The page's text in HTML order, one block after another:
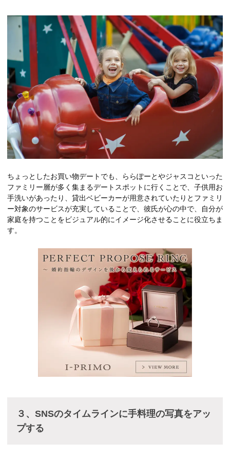
ちょっとしたお買い物デートでも、ららぽーとやジャスコといった
ファミリー層が多く集まるデートスポットに行くことで、子供用お
手洗いがあったり、貸出ベビーカーが用意されていたりとファミリ
ー対象のサービスが充実していることで、彼氏が心の中で、自分が
家庭を持つことをビジュアル的にイメージ化させることに役立ちま
す。
３、SNSのタイムラインに手料理の写真をアッ
プする